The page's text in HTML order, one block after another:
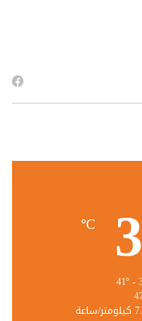
℃
ساعة